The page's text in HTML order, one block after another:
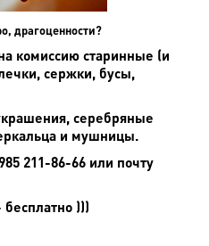
драгоценности?
комиссию старинные (и
сержки, бусы,
серебряные
и мушницы.
211-86-66 или почту
)))